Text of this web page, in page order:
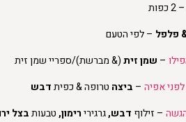
– 2 כפות
פלפל – לפי הטעם
– שמן זית(& מברשת)/ספריי שמן זית
אפיה – ביצה טרופה & כפיתדבש
– זילוף דבש,גרגירירימון,טבעותבצל